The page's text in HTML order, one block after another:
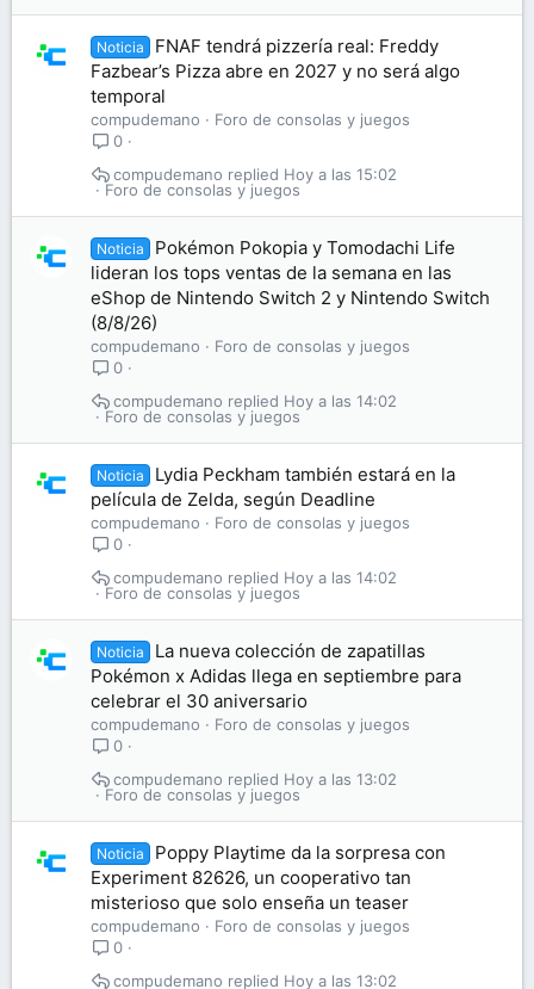
Noticia
FNAF tendrá pizzería real: Freddy
Fazbear’s Pizza abre en 2027 y no será algo
temporal
compudemano
Foro de consolas y juegos
0
Foro de consolas y juegos
Hoy a las 15:02
compudemano
Noticia
Pokémon Pokopia y Tomodachi Life
lideran los tops ventas de la semana en las
eShop de Nintendo Switch 2 y Nintendo Switch
(8/8/26)
compudemano
Foro de consolas y juegos
0
Foro de consolas y juegos
Hoy a las 14:02
compudemano
Noticia
Lydia Peckham también estará en la
película de Zelda, según Deadline
compudemano
Foro de consolas y juegos
0
Foro de consolas y juegos
Hoy a las 14:02
compudemano
Noticia
La nueva colección de zapatillas
Pokémon x Adidas llega en septiembre para
celebrar el 30 aniversario
compudemano
Foro de consolas y juegos
0
Foro de consolas y juegos
Hoy a las 13:02
compudemano
Noticia
Poppy Playtime da la sorpresa con
Experiment 82626, un cooperativo tan
misterioso que solo enseña un teaser
compudemano
Foro de consolas y juegos
0
Hoy a las 13:02
compudemano